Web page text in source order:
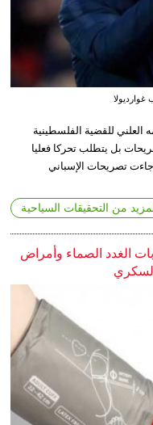
للقضية الفلسطينية
بل يتطلب تحركا فعليا
تصريحات الإسباني
من التحقيقات السياحية
الغدد الصماء وأمراض